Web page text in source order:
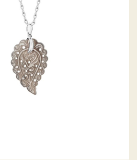
INDIA